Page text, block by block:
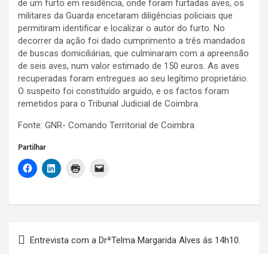
de um furto em residência, onde foram furtadas aves, os
militares da Guarda encetaram diligências policiais que
permitiram identificar e localizar o autor do furto. No
decorrer da ação foi dado cumprimento a três mandados
de buscas domiciliárias, que culminaram com a apreensão
de seis aves, num valor estimado de 150 euros. As aves
recuperadas foram entregues ao seu legítimo proprietário.
O suspeito foi constituído arguido, e os factos foram
remetidos para o Tribunal Judicial de Coimbra.
Fonte: GNR- Comando Territorial de Coimbra
Partilhar
Entrevista com a DrªTelma Margarida Alves ás 14h10.